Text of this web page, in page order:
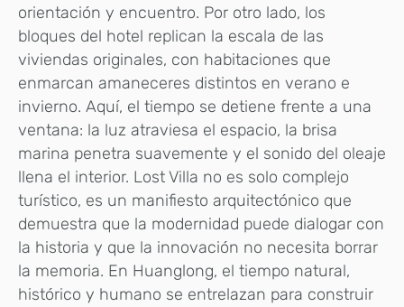
orientación y encuentro. Por otro lado, los
bloques del hotel replican la escala de las
viviendas originales, con habitaciones que
enmarcan amaneceres distintos en verano e
invierno. Aquí, el tiempo se detiene frente a una
ventana: la luz atraviesa el espacio, la brisa
marina penetra suavemente y el sonido del oleaje
llena el interior. Lost Villa no es solo complejo
turístico, es un manifiesto arquitectónico que
demuestra que la modernidad puede dialogar con
la historia y que la innovación no necesita borrar
la memoria. En Huanglong, el tiempo natural,
histórico y humano se entrelazan para construir